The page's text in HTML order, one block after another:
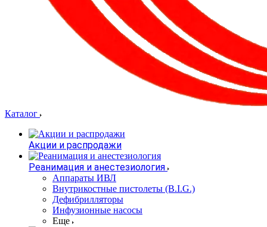
Каталог
Акции и распродажи
Реанимация и анестезиология
Аппараты ИВЛ
Внутрикостные пистолеты (B.I.G.)
Дефибрилляторы
Инфузионные насосы
Еще